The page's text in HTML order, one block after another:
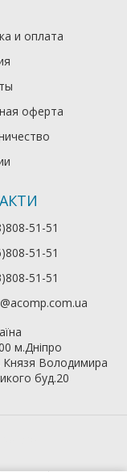
и оплата
оферта
51-51
51-51
51-51
м.Дніпро
Князя Володимира
буд.20